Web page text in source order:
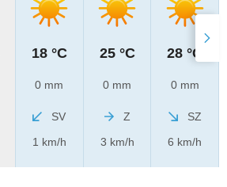
18 °C
0 mm
SV
1 km/h
25 °C
0 mm
Z
3 km/h
28 °C
0 mm
SZ
6 km/h